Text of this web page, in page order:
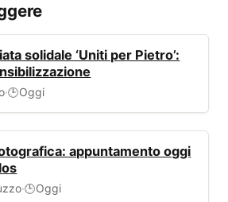
solidale ‘Uniti per Pietro’:
·🕒Oggi
appuntamento oggi
·🕒Oggi